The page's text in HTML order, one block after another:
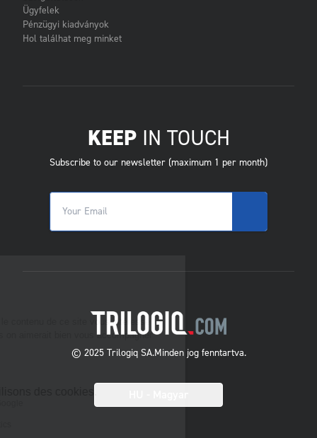
Ügyfelek
Pénzügyi kiadványok
Hol találhat meg minket
KEEPIN TOUCH
Subscribe to our newsletter (maximum 1 per month)
© 2025 Trilogiq SA.Minden jog fenntartva.